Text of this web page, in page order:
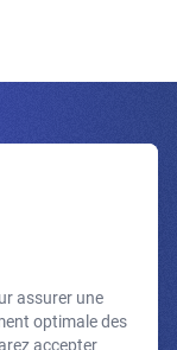
avoir pris
et
assurer une
optimale des
accepter